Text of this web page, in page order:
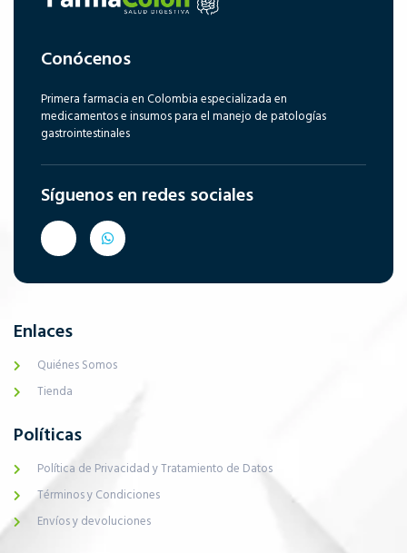
Conócenos
Primera farmacia en Colombia especializada en
medicamentos e insumos para el manejo de patologías
gastrointestinales
Síguenos en redes sociales
Enlaces
Quiénes Somos
Tienda
Políticas
Política de Privacidad y Tratamiento de Datos
Términos y Condiciones
Envíos y devoluciones